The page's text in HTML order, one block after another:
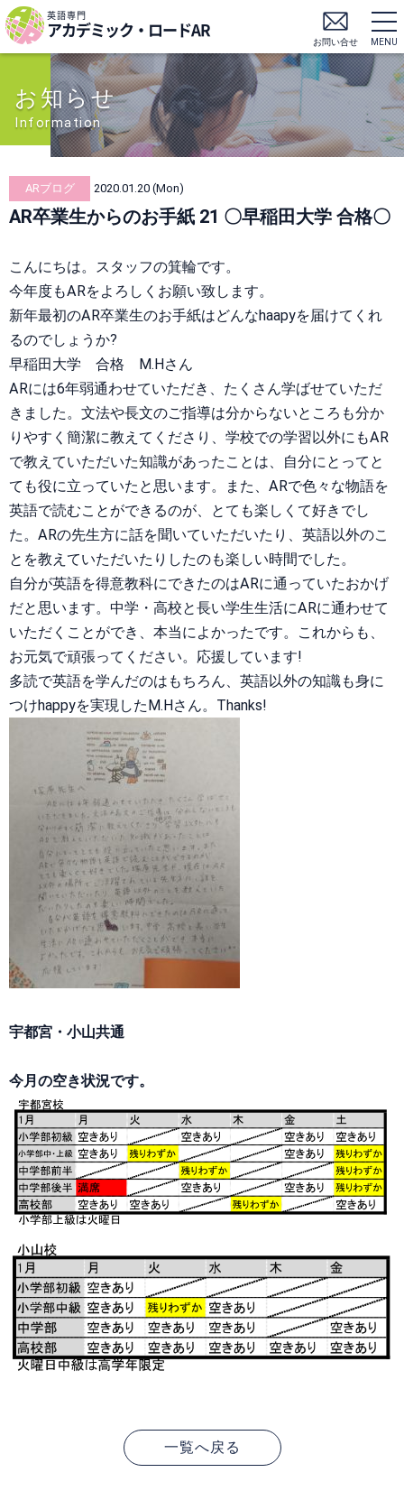
英語専門
アカデミック・ロードAR
お問い合せ MENU
お知らせ
Information
ARブログ 2020.01.20 (Mon)
AR卒業生からのお手紙 21 〇早稲田大学 合格〇
こんにちは。スタッフの箕輪です。
今年度もARをよろしくお願い致します。
新年最初のAR卒業生のお手紙はどんなhaapyを届けてくれ
るのでしょうか?
早稲田大学 合格 M.Hさん
ARには6年弱通わせていただき、たくさん学ばせていただ
きました。文法や長文のご指導は分からないところも分か
りやすく簡潔に教えてくださり、学校での学習以外にもAR
で教えていただいた知識があったことは、自分にとってと
ても役に立っていたと思います。また、ARで色々な物語を
英語で読むことができるのが、とても楽しくて好きでし
た。ARの先生方に話を聞いていただいたり、英語以外のこ
とを教えていただいたりしたのも楽しい時間でした。
自分が英語を得意教科にできたのはARに通っていたおかげ
だと思います。中学・高校と長い学生生活にARに通わせて
いただくことができ、本当によかったです。これからも、
お元気で頑張ってください。応援しています!
多読で英語を学んだのはもちろん、英語以外の知識も身に
つけhappyを実現したM.Hさん。Thanks!
宇都宮・小山共通
今月の空き状況です。
一覧へ戻る